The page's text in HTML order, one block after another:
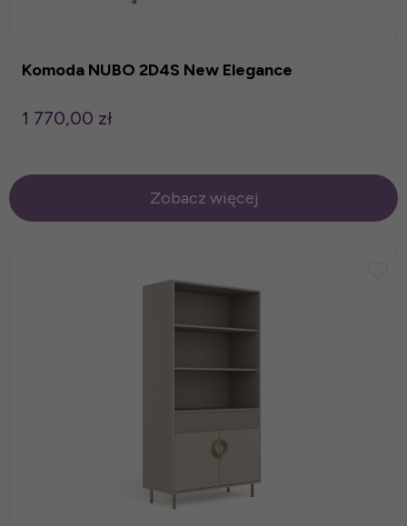
Komoda NUBO 2D4S New Elegance
1 770,00 zł
Zobacz więcej